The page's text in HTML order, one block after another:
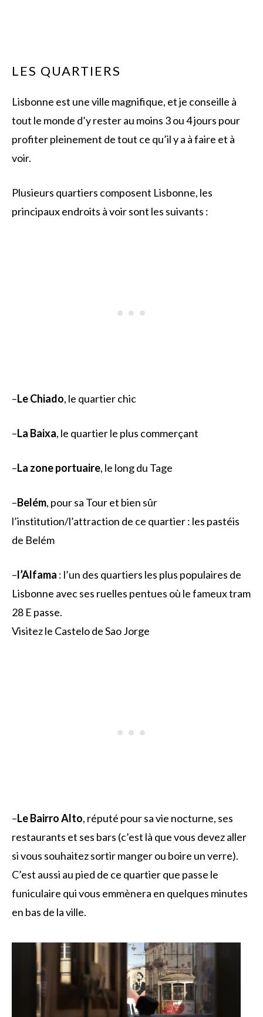
LES QUARTIERS
Lisbonne est une ville magnifique, et je conseille à
tout le monde d’y rester au moins 3 ou 4 jours pour
profiter pleinement de tout ce qu’il y a à faire et à
voir.
Plusieurs quartiers composent Lisbonne, les
principaux endroits à voir sont les suivants :
–Le Chiado, le quartier chic
–La Baixa, le quartier le plus commerçant
–La zone portuaire, le long du Tage
–Belém, pour sa Tour et bien sûr
l’institution/l’attraction de ce quartier : les pastéis
de Belém
–l’Alfama : l’un des quartiers les plus populaires de
Lisbonne avec ses ruelles pentues où le fameux tram
28 E passe.
Visitez le Castelo de Sao Jorge
–Le Bairro Alto, réputé pour sa vie nocturne, ses
restaurants et ses bars (c’est là que vous devez aller
si vous souhaitez sortir manger ou boire un verre).
C’est aussi au pied de ce quartier que passe le
funiculaire qui vous emmènera en quelques minutes
en bas de la ville.